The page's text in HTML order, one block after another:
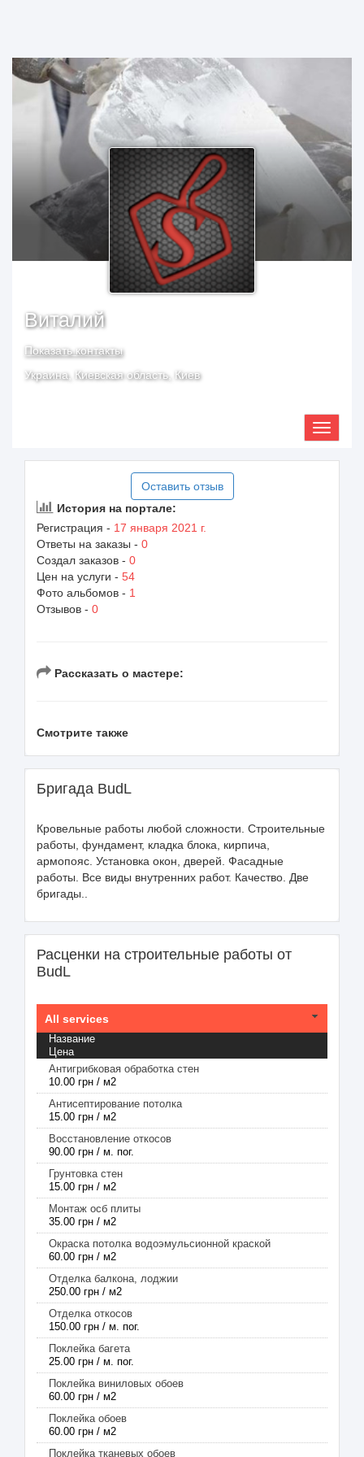
Виталий
Показать контакты
Украина, Киевская область, Киев
Оставить отзыв
История на портале:
Регистрация - 17 января 2021 г.
Ответы на заказы - 0
Создал заказов - 0
Цен на услуги - 54
Фото альбомов - 1
Отзывов - 0
Рассказать о мастере:
Смотрите также
Бригада BudL
Кровельные работы любой сложности. Строительные
работы, фундамент, кладка блока, кирпича,
армопояс. Установка окон, дверей. Фасадные
работы. Все виды внутренних работ. Качество. Две
бригады..
Расценки на строительные работы от
BudL
All services
Название
Цена
Антигрибковая обработка стен
10.00 грн / м2
Антисептирование потолка
15.00 грн / м2
Восстановление откосов
90.00 грн / м. пог.
Грунтовка стен
15.00 грн / м2
Монтаж осб плиты
35.00 грн / м2
Окраска потолка водоэмульсионной краской
60.00 грн / м2
Отделка балкона, лоджии
250.00 грн / м2
Отделка откосов
150.00 грн / м. пог.
Поклейка багета
25.00 грн / м. пог.
Поклейка виниловых обоев
60.00 грн / м2
Поклейка обоев
60.00 грн / м2
Поклейка тканевых обоев